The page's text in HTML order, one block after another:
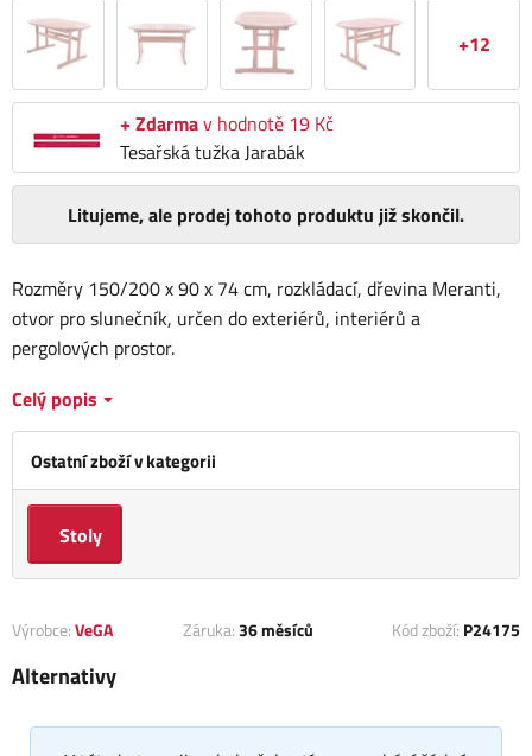
+12
+ Zdarmav hodnotě 19 Kč
Tesařská tužka Jarabák
Ostatní zboží v kategorii
Stoly
Rozměry 150/200 x 90 x 74 cm, rozkládací, dřevina Meranti,
otvor pro slunečník, určen do exteriérů, interiérů a
pergolových prostor.
Celý popis
Litujeme, ale prodej tohoto produktu již skončil.
Výrobce:VeGA Záruka:36 měsíců Kód zboží: P24175
Alternativy